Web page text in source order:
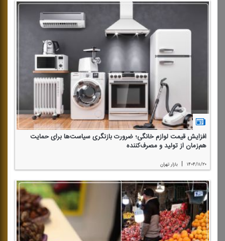
افزایش قیمت لوازم خانگی؛ ضرورت بازنگری سیاست‌ها برای حمایت
هم‌زمان از تولید و مصرف‌كننده
۱۴۰۴/۱۱/۲۰ | بازار تهران